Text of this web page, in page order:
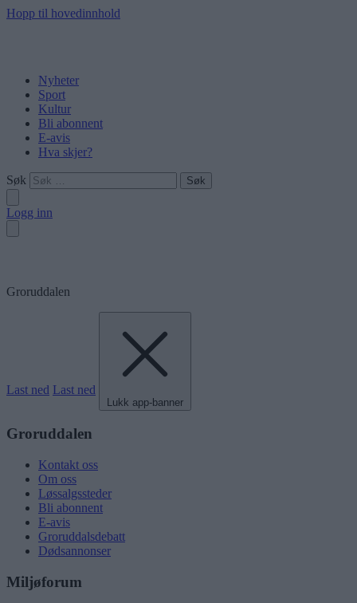
Hopp til hovedinnhold
Nyheter
Sport
Kultur
Bli abonnent
E-avis
Hva skjer?
Søk
Logg inn
Groruddalen
Last ned Last ned
Lukk app-banner
Groruddalen
Kontakt oss
Om oss
Løssalgssteder
Bli abonnent
E-avis
Groruddalsdebatt
Dødsannonser
Miljøforum